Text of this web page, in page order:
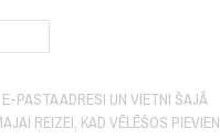
PASTA ADRESI UN VIETNI ŠAJĀ
REIZEI, KAD VĒLĒŠOS